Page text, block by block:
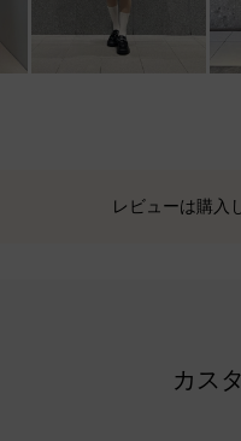
レビューは購入
カス